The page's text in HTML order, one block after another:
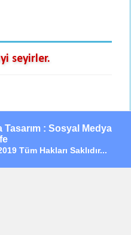
seyirler.
: Sosyal Medya
Tüm Hakları Saklıdır...